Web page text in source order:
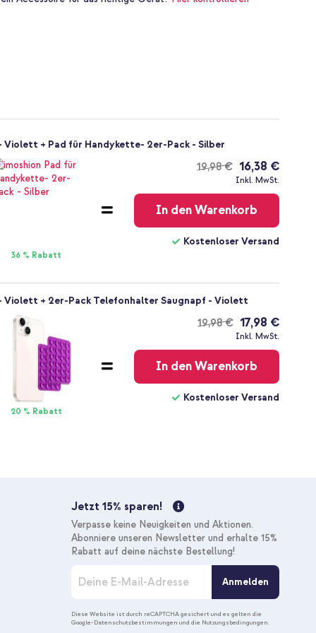
Violett + Pad für Handykette- 2er-Pack - Silber
36 % Rabatt
19,98 €
Kostenloser
16,38 €
Inkl. MwSt.
In den Warenkorb
Kostenloser Versand
Violett + 2er-Pack Telefonhalter Saugnapf - Violett
20 % Rabatt
19,98 €
Kostenloser
17,98 €
Inkl. MwSt.
In den Warenkorb
Kostenloser Versand
Jetzt 15% sparen!
Verpasse keine Neuigkeiten und Aktionen.
Abonniere unseren Newsletter und erhalte 15%
Rabatt auf deine nächste Bestellung!
d
e
Anmelden
Diese Website ist durch reCAPTCHA gesichert und es gelten die
Google-Datenschutzbestimmungen und die Nutzungsbedingungen.